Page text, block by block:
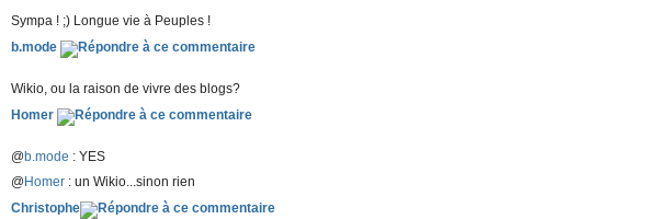
Sympa ! ;) Longue vie à Peuples !
b.mode
Wikio, ou la raison de vivre des blogs?
Homer
@b.mode : YES
@Homer : un Wikio...sinon rien
Christophe